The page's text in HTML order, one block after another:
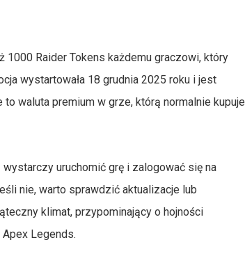
1000 Raider Tokens każdemu graczowi, który
wystartowała 18 grudnia 2025 roku i jest
waluta premium w grze, którą normalnie kupuje
uruchomić grę i zalogować się na
nie, warto sprawdzić aktualizacje lub
klimat, przypominający o hojności
Legends.